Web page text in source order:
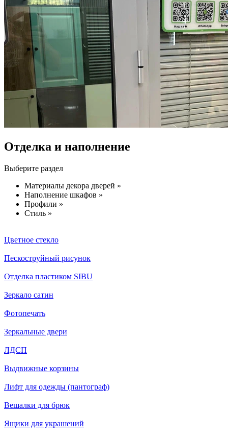
Отделка и наполнение
Выберите раздел
Материалы декора дверей »
Наполнение шкафов »
Профили »
Стиль »
Цветное стекло
Пескоструйный рисунок
Отделка пластиком SIBU
Зеркало сатин
Фотопечать
Зеркальные двери
ЛДСП
Выдвижные корзины
Лифт для одежды (пантограф)
Вешалки для брюк
Ящики для украшений